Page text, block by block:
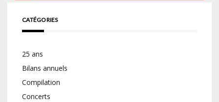
CATÉGORIES
25 ans
Bilans annuels
Compilation
Concerts